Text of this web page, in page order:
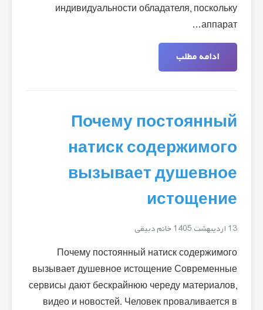
индивидуальности обладателя, поскольку
аппарат…
ادامه مطلب
Почему постоянный
натиск содержимого
вызывает душевное
истощение
13 اردیبهشت 1405 خانم دبیقی
Почему постоянный натиск содержимого
вызывает душевное истощение Современные
сервисы дают бескрайнюю череду материалов,
видео и новостей. Человек проваливается в